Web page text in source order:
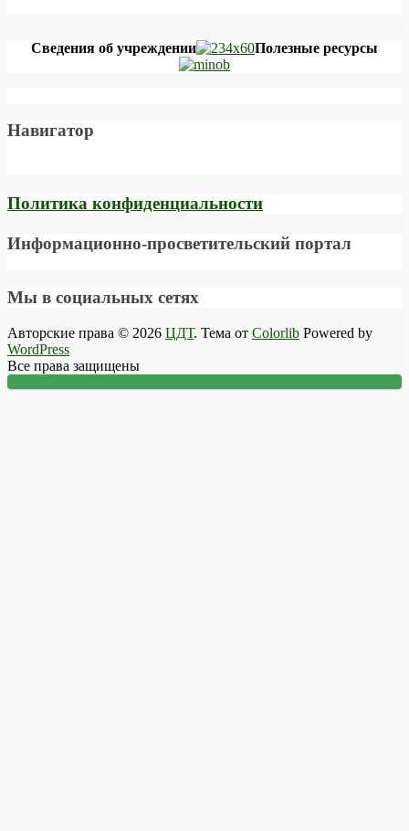
Сведения об учреждении Полезные ресурсы
Навигатор
Политика конфиденциальности
Информационно-просветительский портал
Мы в социальных сетях
Авторские права © 2026 ЦДТ. Тема от Colorlib Powered by
WordPress
Все права защищены